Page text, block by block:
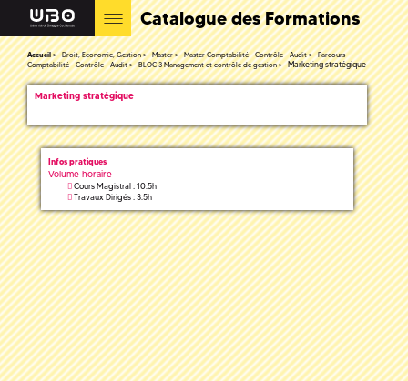
Catalogue des Formations
Accueil Droit, Economie, Gestion Master Master Comptabilité - Contrôle - Audit
Parcours
Comptabilité - Contrôle - Audit
BLOC 3 Management et contrôle de gestion Marketing stratégique
Marketing stratégique
Infos pratiques
Volume horaire
Cours Magistral : 10.5h
Travaux Dirigés : 3.5h